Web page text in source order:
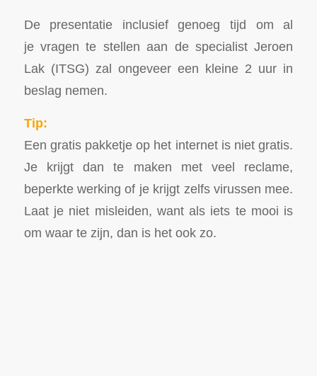
De presentatie inclusief genoeg tijd om al
je vragen te stellen aan de specialist Jeroen
Lak (ITSG) zal ongeveer een kleine 2 uur in
beslag nemen.
Tip:
Een gratis pakketje op het internet is niet gratis.
Je krijgt dan te maken met veel reclame,
beperkte werking of je krijgt zelfs virussen mee.
Laat je niet misleiden, want als iets te mooi is
om waar te zijn, dan is het ook zo.